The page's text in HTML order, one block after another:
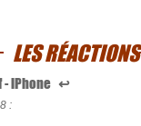
LES RÉACTIONS
- iPhone ↩
: